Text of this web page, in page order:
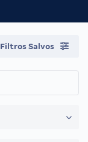
Filtros Salvos